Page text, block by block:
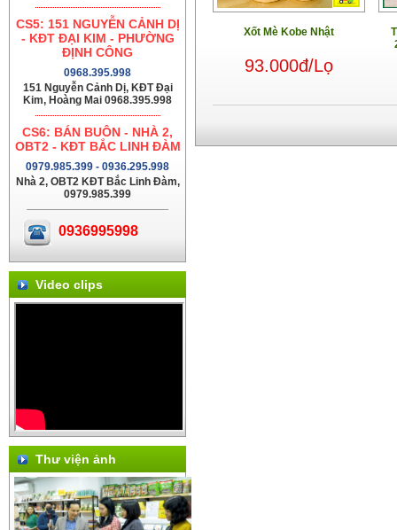
CS5: 151 NGUYỄN CẢNH DỊ
- KĐT ĐẠI KIM - PHƯỜNG
ĐỊNH CÔNG
0968.395.998
151 Nguyễn Cảnh Dị, KĐT Đại
Kim, Hoàng Mai 0968.395.998
CS6: BÁN BUÔN - NHÀ 2,
OBT2 - KĐT BẮC LINH ĐÀM
0979.985.399 - 0936.295.998
Nhà 2, OBT2 KĐT Bắc Linh Đàm,
0979.985.399
0936995998
Video clips
Thư viện ảnh
Xốt Mè Kobe Nhật
93.000đ/Lọ